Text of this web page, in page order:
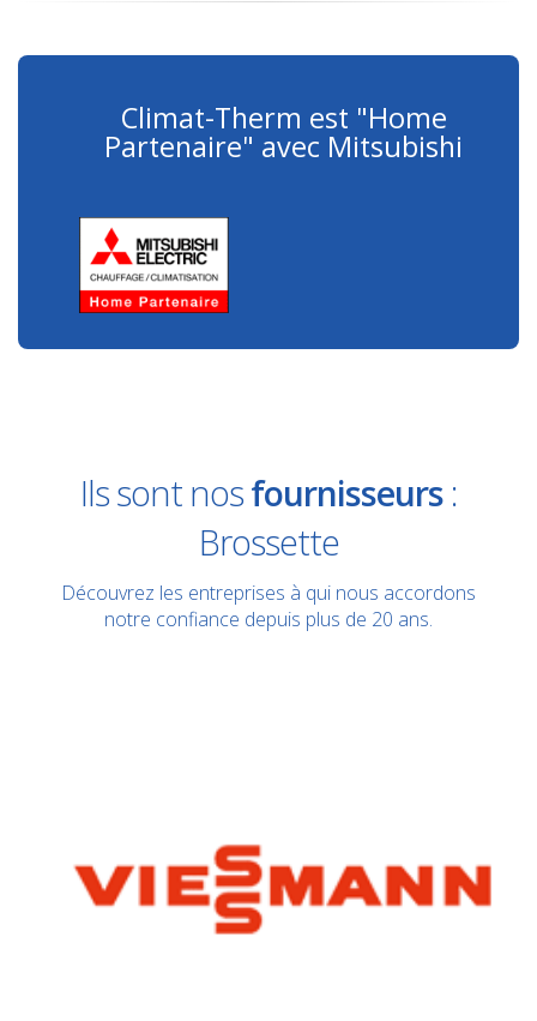
Climat-Therm est "Home
Partenaire" avec Mitsubishi
Ils sont nosfournisseurs :
Mitsubishi
Brossette
De Dietrich
Viessmann
Clim +
Carrier
Cillit
Découvrez les entreprises à qui nous accordons
notre confiance depuis plus de 20 ans.